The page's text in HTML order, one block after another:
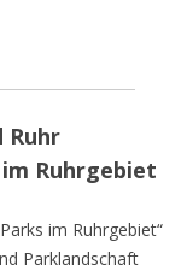
Ruhr
Ruhrgebiet
im Ruhrgebiet“
Parklandschaft